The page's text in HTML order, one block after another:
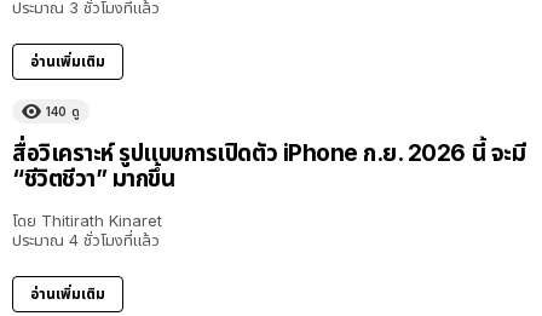
ประมาณ 3 ชั่วโมงที่แล้ว
อ่านเพิ่มเติม
140 ดู
สื่อวิเคราะห์ รูปแบบการเปิดตัว iPhone ก.ย. 2026 นี้ จะมี
“ชีวิตชีวา” มากขึ้น
โดย Thitirath Kinaret
ประมาณ 4 ชั่วโมงที่แล้ว
อ่านเพิ่มเติม